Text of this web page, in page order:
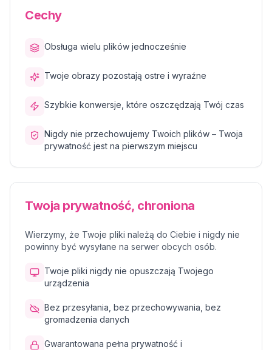
Cechy
Obsługa wielu plików jednocześnie
Twoje obrazy pozostają ostre i wyraźne
Szybkie konwersje, które oszczędzają Twój czas
Nigdy nie przechowujemy Twoich plików – Twoja
prywatność jest na pierwszym miejscu
Twoja prywatność, chroniona
Wierzymy, że Twoje pliki należą do Ciebie i nigdy nie
powinny być wysyłane na serwer obcych osób.
Twoje pliki nigdy nie opuszczają Twojego
urządzenia
Bez przesyłania, bez przechowywania, bez
gromadzenia danych
Gwarantowana pełna prywatność i